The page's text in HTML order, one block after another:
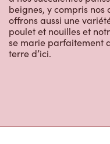
beignes, y compris nos
offrons aussi une
poulet et nouilles et
se marie parfaitement
terre d’ici.